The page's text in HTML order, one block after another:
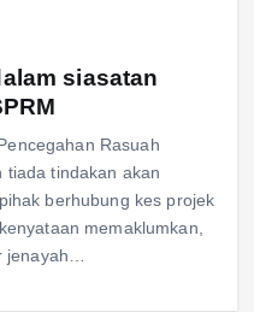
siasatan
Rasuah
tiada tindakan akan
berhubung kes projek
memaklumkan,
jenayah…